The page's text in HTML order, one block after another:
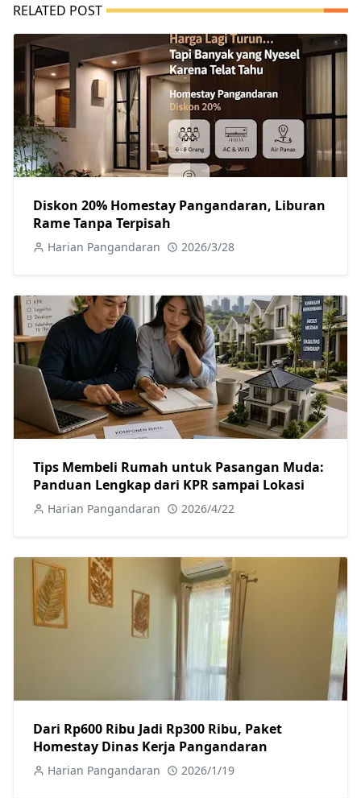
RELATED POST
Diskon 20% Homestay Pangandaran, Liburan
Rame Tanpa Terpisah
Harian Pangandaran 2026/3/28
Tips Membeli Rumah untuk Pasangan Muda:
Panduan Lengkap dari KPR sampai Lokasi
Harian Pangandaran 2026/4/22
Dari Rp600 Ribu Jadi Rp300 Ribu, Paket
Homestay Dinas Kerja Pangandaran
Harian Pangandaran 2026/1/19